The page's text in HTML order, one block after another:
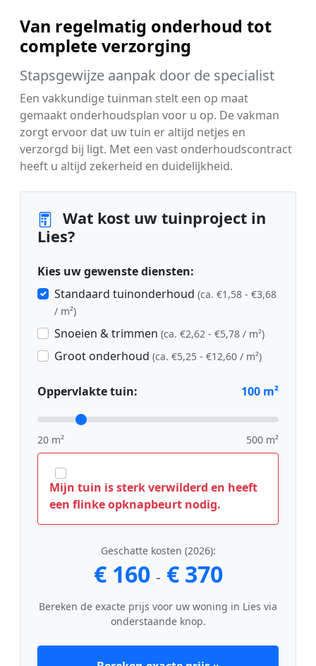
Van regelmatig onderhoud tot
complete verzorging
Stapsgewijze aanpak door de specialist
Een vakkundige tuinman stelt een op maat
gemaakt onderhoudsplan voor u op. De vakman
zorgt ervoor dat uw tuin er altijd netjes en
verzorgd bij ligt. Met een vast onderhoudscontract
heeft u altijd zekerheid en duidelijkheid.
Wat kost uw tuinproject in
Lies?
Kies uw gewenste diensten:
Standaard tuinonderhoud (ca. €1,58 - €3,68
/ m²)
Snoeien & trimmen (ca. €2,62 - €5,78 / m²)
Groot onderhoud (ca. €5,25 - €12,60 / m²)
Oppervlakte tuin: 100 m²
20 m² 500 m²
Mijn tuin is sterk verwilderd en heeft
een flinke opknapbeurt nodig.
Geschatte kosten (2026):
€ 160 - € 370
Bereken de exacte prijs voor uw woning in Lies via
onderstaande knop.